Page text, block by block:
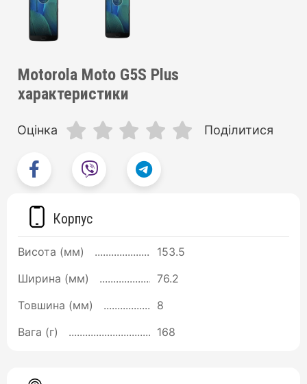
Motorola Moto G5S Plus
характеристики
Оцінка Поділитися
Корпус
Висота (мм)
153.5
Ширина (мм)
76.2
Товшина (мм)
8
Вага (г)
168